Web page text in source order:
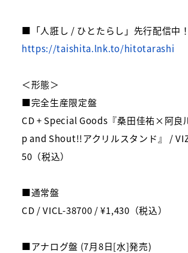
■「人誑し / ひとたらし」先行配信中！
https://taishita.lnk.to/hitotarashi
＜形態＞
■完全生産限定盤
CD + Special Goods『桑田佳祐×阿良
p and Shout!!アクリルスタンド』 /
50（税込）
■通常盤
CD / VICL-38700 / ¥1,430（税込）
■アナログ盤 (7月8日[水]発売)